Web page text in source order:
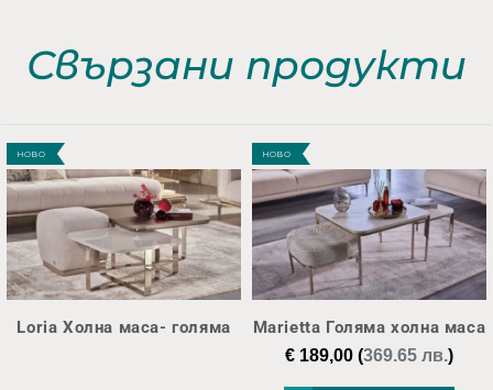
Свързани продукти
НОВО
Loria Холна маса- голяма
НОВО
Marietta Голяма холна маса
€189,00(369.65 лв.)